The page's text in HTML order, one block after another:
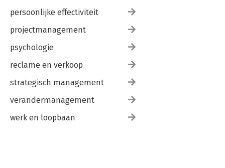
persoonlijke effectiviteit
projectmanagement
psychologie
reclame en verkoop
strategisch management
verandermanagement
werk en loopbaan